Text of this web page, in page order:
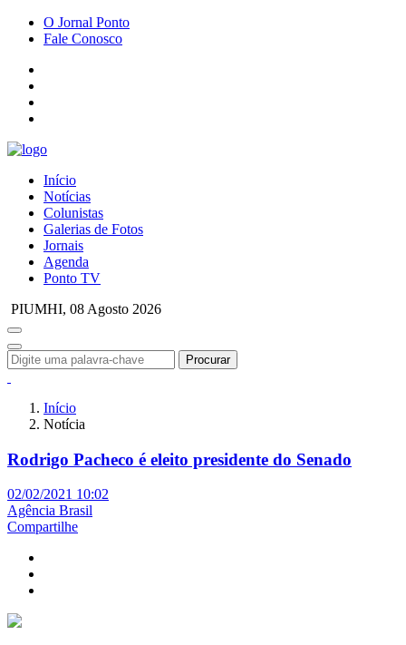
O Jornal Ponto
Fale Conosco
Início
Notícias
Colunistas
Galerias de Fotos
Jornais
Agenda
Ponto TV
PIUMHI, 08 Agosto 2026
Procurar
Início
Notícia
Rodrigo Pacheco é eleito presidente do Senado
02/02/2021 10:02
Agência Brasil
Compartilhe